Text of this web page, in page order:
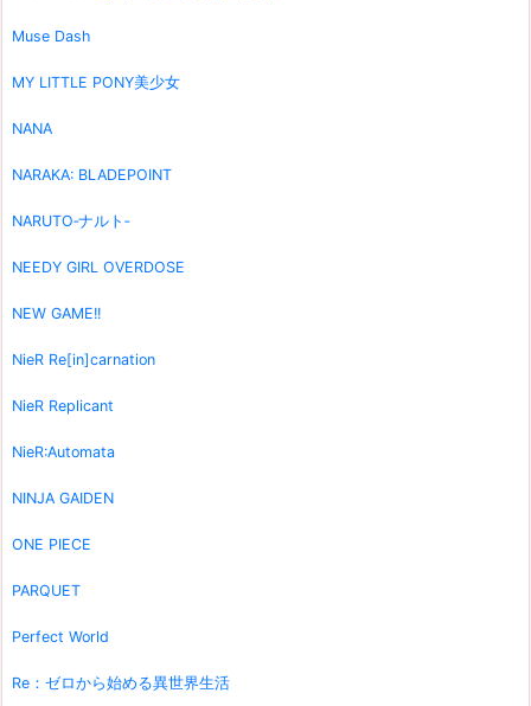
Muse Dash
MY LITTLE PONY美少女
NANA
NARAKA: BLADEPOINT
NARUTO‐ナルト‐
NEEDY GIRL OVERDOSE
NEW GAME!!
NieR Re[in]carnation
NieR Replicant
NieR:Automata
NINJA GAIDEN
ONE PIECE
PARQUET
Perfect World
Re：ゼロから始める異世界生活